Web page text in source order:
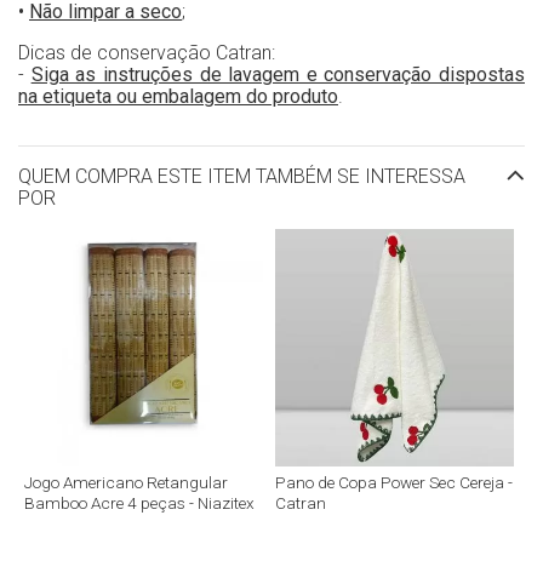
• Não limpar a seco;
Dicas de conservação Catran:
- Siga as instruções de lavagem e conservação dispostas
na etiqueta ou embalagem do produto
QUEM COMPRA ESTE ITEM TAMBÉM SE INTERESSA
POR
Jogo Americano Retangular
Bamboo Acre 4 peças - Niazitex
Pano de Copa Power Sec Cereja -
Catran